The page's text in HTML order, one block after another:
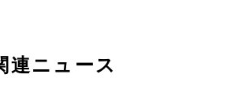
連ニュース